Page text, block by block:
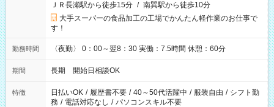
ＪＲ長瀬駅から徒歩15分 / 南巽駅から徒歩10分
大手スーパーの食品加工の工場でかんたん軽作業のお仕事で
す！
勤務時間 〈夜勤〉 0：00～翌8：30 実働：7.5時間 休憩：60分
期間 長期 開始日相談OK
特徴 日払いOK / 履歴書不要 / 40～50代活躍中 / 服装自由 / シフト勤
務 / 電話対応なし / パソコンスキル不要